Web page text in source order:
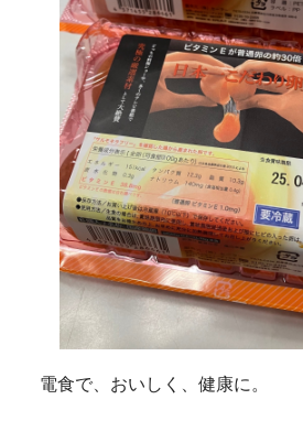
電食で、おいしく、健康に。